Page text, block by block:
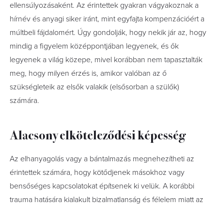
ellensúlyozásaként. Az érintettek gyakran vágyakoznak a
hírnév és anyagi siker iránt, mint egyfajta kompenzációért a
múltbeli fájdalomért. Úgy gondolják, hogy nekik jár az, hogy
mindig a figyelem középpontjában legyenek, és ők
legyenek a világ közepe, mivel korábban nem tapasztalták
meg, hogy milyen érzés is, amikor valóban az ő
szükségleteik az elsők valakik (elsősorban a szülők)
számára.
Alacsony elköteleződési képesség
Az elhanyagolás vagy a bántalmazás megnehezítheti az
érintettek számára, hogy kötődjenek másokhoz vagy
bensőséges kapcsolatokat építsenek ki velük. A korábbi
trauma hatására kialakult bizalmatlanság és félelem miatt az